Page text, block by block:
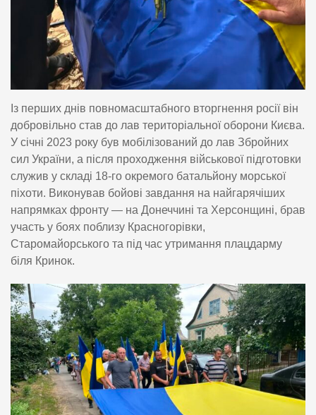
Із перших днів повномасштабного вторгнення росії він
добровільно став до лав територіальної оборони Києва.
У січні 2023 року був мобілізований до лав Збройних
сил України, а після проходження військової підготовки
служив у складі 18-го окремого батальйону морської
піхоти. Виконував бойові завдання на найгарячіших
напрямках фронту — на Донеччині та Херсонщині, брав
участь у боях поблизу Красногорівки,
Старомайорського та під час утримання плацдарму
біля Кринок.